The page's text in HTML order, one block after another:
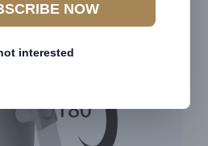
NOW
interested